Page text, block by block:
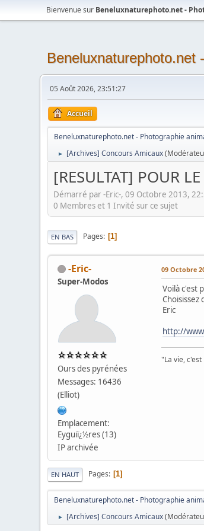
Bienvenue sur Beneluxnaturephoto.net -
Beneluxnaturephoto.net
05 Août 2026, 23:51:27
Accueil
Beneluxnaturephoto.net - Photographie
► [Archives] Concours Amicaux
[RESULTAT] POUR
Démarré par -Eric-, 09 Octobre 2013,
0 Membres et 1 Invité sur ce sujet
EN BAS Pages 1
-Eric-
Super-Modos
Ours des pyrénées
Messages: 16436
(Elliot)
Emplacement:
Eyguiï¿½res (13)
IP archivée
09 Octobre
Voilà c'est
Eric
http://
"La vie,
EN HAUT Pages 1
Beneluxnaturephoto.net - Photographie
► [Archives] Concours Amicaux